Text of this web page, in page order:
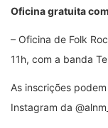
Oficina gratuita
– Oficina de Folk
11h, com a banda
As inscrições
Instagram da